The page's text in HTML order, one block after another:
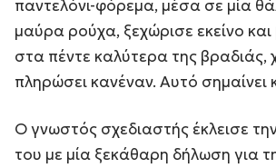
παντελόνι-φόρεμα, μέσα σε μία
μαύρα ρούχα, ξεχώρισε εκείνο
στα πέντε καλύτερα της βραδιάς,
πληρώσει κανέναν. Αυτό σημαίνει
Ο γνωστός σχεδιαστής έκλεισε
του με μία ξεκάθαρη δήλωση για